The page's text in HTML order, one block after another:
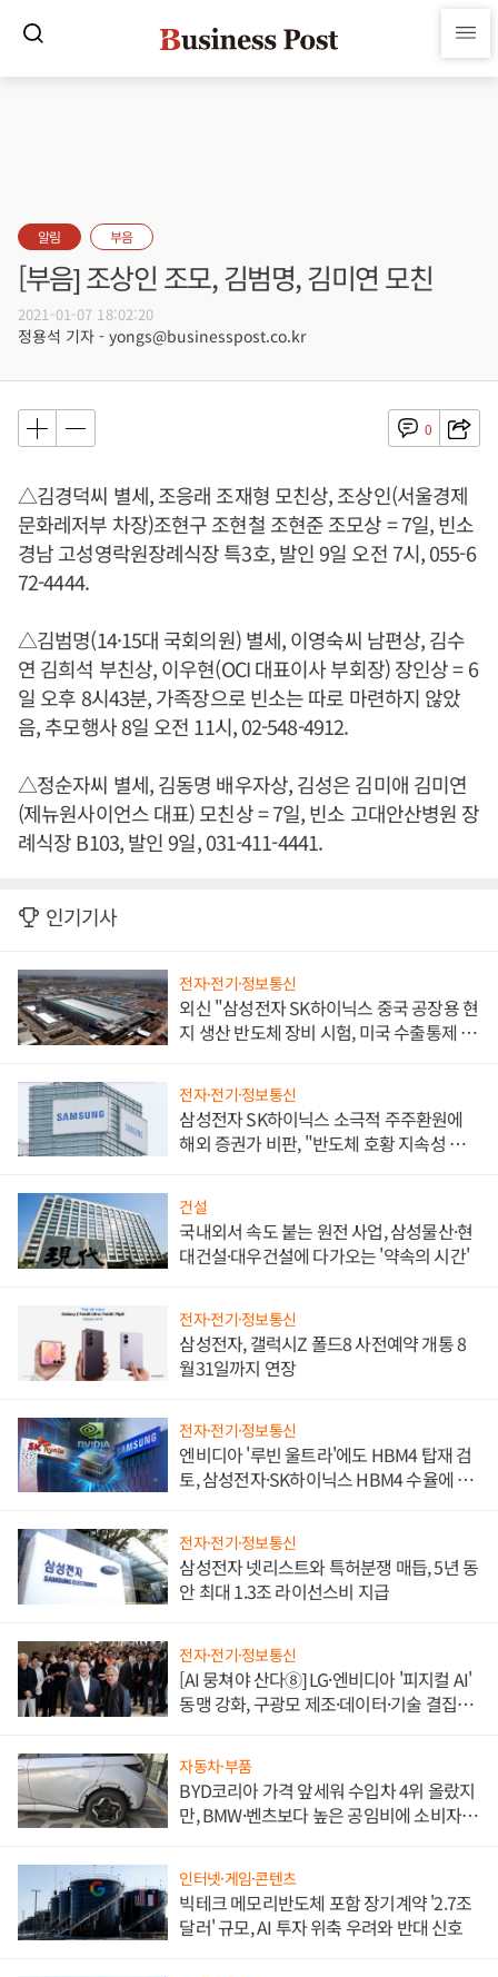
알림 부음
[부음] 조상인 조모, 김범명, 김미연 모친
2021-01-07 18:02:20
정용석 기자 - yongs@businesspost.co.kr
0
△김경덕씨 별세, 조응래 조재형 모친상, 조상인(서울경제
문화레저부 차장)조현구 조현철 조현준 조모상 = 7일, 빈소
경남 고성영락원장례식장 특3호, 발인 9일 오전 7시, 055-6
72-4444.
△김범명(14·15대 국회의원) 별세, 이영숙씨 남편상, 김수
연 김희석 부친상, 이우현(OCI 대표이사 부회장) 장인상 = 6
일 오후 8시43분, 가족장으로 빈소는 따로 마련하지 않았
음, 추모행사 8일 오전 11시, 02-548-4912.
△정순자씨 별세, 김동명 배우자상, 김성은 김미애 김미연
(제뉴원사이언스 대표) 모친상 = 7일, 빈소 고대안산병원 장
례식장 B103, 발인 9일, 031-411-4441.
인기기사
전자·전기·정보통신
외신 "삼성전자 SK하이닉스 중국 공장용 현
지 생산 반도체 장비 시험, 미국 수출통제 대
전자·전기·정보통신
삼성전자 SK하이닉스 소극적 주주환원에
해외 증권가 비판, "반도체 호황 지속성 의
건설
국내외서 속도 붙는 원전 사업, 삼성물산·현
대건설·대우건설에 다가오는 '약속의 시간'
전자·전기·정보통신
삼성전자, 갤럭시Z 폴드8 사전예약 개통 8
월31일까지 연장
전자·전기·정보통신
엔비디아 '루빈 울트라'에도 HBM4 탑재 검
토, 삼성전자·SK하이닉스 HBM4 수율에 주
전자·전기·정보통신
삼성전자 넷리스트와 특허분쟁 매듭, 5년 동
안 최대 1.3조 라이선스비 지급
전자·전기·정보통신
[AI 뭉쳐야 산다⑧] LG·엔비디아 '피지컬 AI'
동맹 강화, 구광모 제조·데이터·기술 결집
자동차·부품
BYD코리아 가격 앞세워 수입차 4위 올랐지
만, BMW·벤츠보다 높은 공임비에 소비자
인터넷·게임·콘텐츠
빅테크 메모리반도체 포함 장기계약 '2.7조
달러' 규모, AI 투자 위축 우려와 반대 신호